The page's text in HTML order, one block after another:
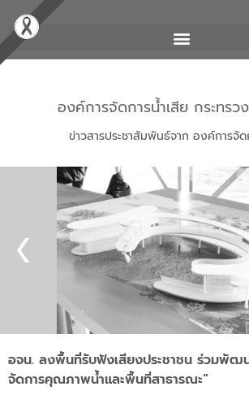
องค์การจัดการน้ำเสีย กระทรว
ข่าวสารประชาสัมพันธ์จาก องค์การจัด
อจน. ลงพื้นที่รับฟังเสียงประชาชน ร่วมพัฒ
จัดการคุณภาพน้ำและพื้นที่สาธารณะ”